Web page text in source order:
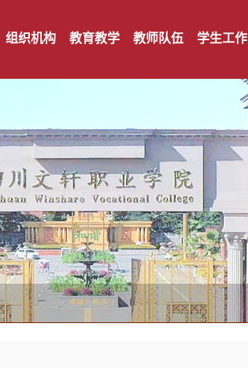
组织机构 教育教学 教师队伍 学生工作